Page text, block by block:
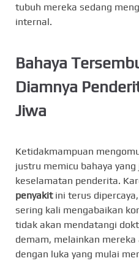
tubuh mereka sedang
internal.
Bahaya
Diamnya
Jiwa
Ketidakmampuan
justru memicu bahaya
keselamatan penderita.
penyakitini terus
sering kali mengabaikan
tidak akan mendatangi
demam, melainkan
dengan luka yang mulai